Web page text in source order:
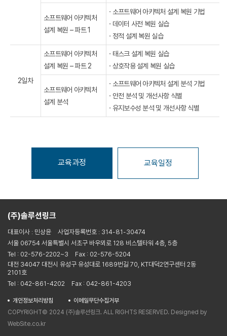
소프트웨어 아키텍처
설계 복원 – 파트 1
· 소프트웨어 아키텍처 설계 복원 기법
· 데이터 사전 복원 실습
· 정적 설계 복원 실습
2일차
소프트웨어 아키텍처
설계 복원 – 파트 2
· 태스크 설계 복원 실습
· 상호작용 설계 복원 실습
소프트웨어 아키텍처
설계 분석
· 소프트웨어 아키텍처 설계 분석 기법
· 안전 분석 및 개선사항 식별
· 유지보수성 분석 및 개선사항 식별
교육과정 교육일정
(주)솔루션링크
대표이사 : 민상윤
사업자등록번호 : 314-81-30474
서울 06754 서울특별시 서초구 바우뫼로 128 비스텔타워 4층, 5층
Tel : 02-576-2202~3
Fax : 02-576-5204
대전 34047 대전시 유성구 유성대로 1689번길 70, KT대덕2연구센터 2동
2101호
Tel : 042-861-4202
Fax : 042-861-4203
개인정보처리방침
이메일무단수집거부
COPYRIGHT© 2024 (주)솔루션링크. ALL RIGHTS RESERVED. Designed by
WebSite.co.kr